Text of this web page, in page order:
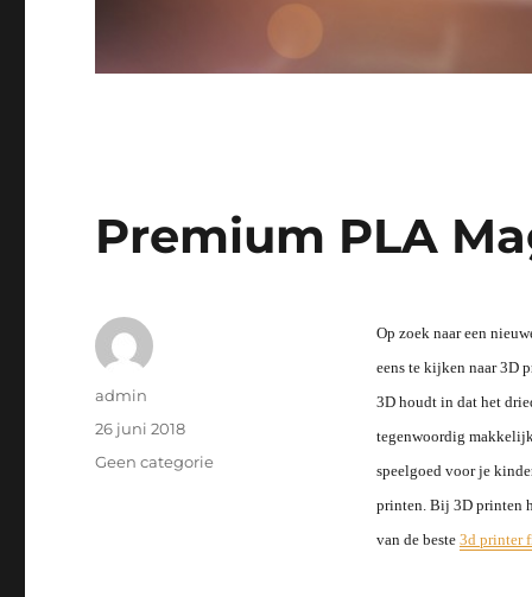
Premium PLA
Op zoek naar een
eens te kijken naar 3D
3D houdt in dat het
tegenwoordig
speelgoed voor je
printen. Bij 3D printen
van de beste 3d printer
Auteur
admin
Geplaatst
26 juni 2018
Categorieën
Geen categorie